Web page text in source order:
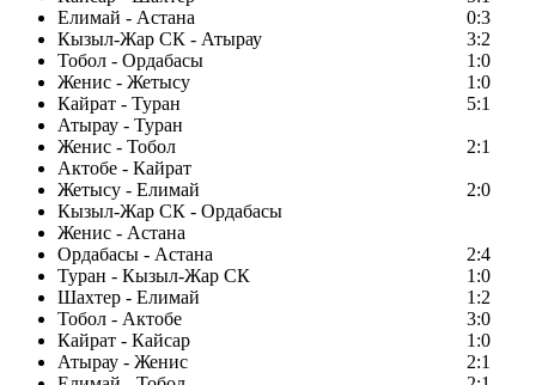
Елимай - Астана
0:3
Кызыл-Жар СК - Атырау
3:2
Тобол - Ордабасы
1:0
Женис - Жетысу
1:0
Кайрат - Туран
5:1
Атырау - Туран
Женис - Тобол
2:1
Актобе - Кайрат
Жетысу - Елимай
2:0
Кызыл-Жар СК - Ордабасы
Женис - Астана
Ордабасы - Астана
2:4
Туран - Кызыл-Жар СК
1:0
Шахтер - Елимай
1:2
Тобол - Актобе
3:0
Кайрат - Кайсар
1:0
Атырау - Женис
2:1